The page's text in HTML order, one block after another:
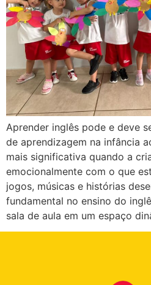
Aprender inglês pode e deve
de aprendizagem na infância
mais significativa quando a
emocionalmente com o que
jogos, músicas e histórias
fundamental no ensino do
sala de aula em um espaço